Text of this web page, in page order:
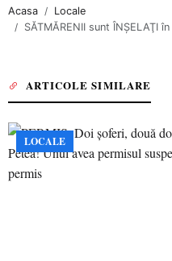
Acasa
Locale
SĂTMĂRENII sunt ÎNŞELAŢI
ARTICOLE SIMILARE
LOCALE